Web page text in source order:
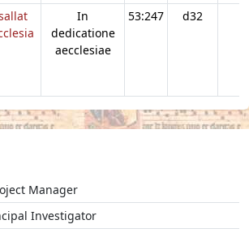
In
dedicatione
aecclesiae
53:247 d32
Manager
Investigator